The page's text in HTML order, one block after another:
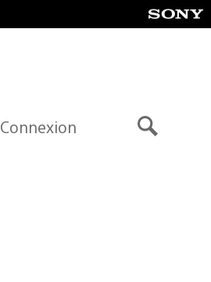
Connexion